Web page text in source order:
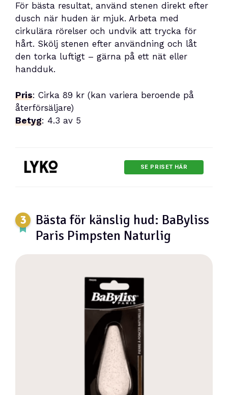
För bästa resultat, använd stenen direkt efter
dusch när huden är mjuk. Arbeta med
cirkulära rörelser och undvik att trycka för
hårt. Skölj stenen efter användning och låt
den torka luftigt – gärna på ett nät eller
handduk.
Pris: Cirka 89 kr (kan variera beroende på
återförsäljare)
Betyg: 4.3 av 5
SE PRISET HÄR
Bästa för känslig hud: BaByliss
Paris Pimpsten Naturlig